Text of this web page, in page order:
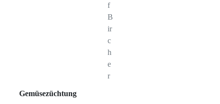
f
B
ir
c
h
e
r
Gemüsezüchtung